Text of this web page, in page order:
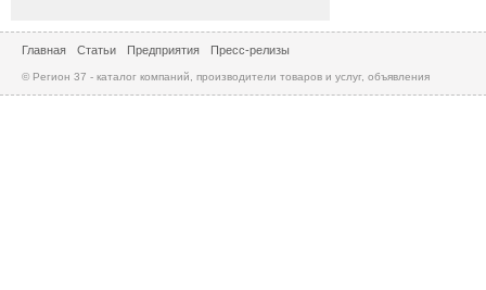
Главная Статьи Предприятия Пресс-релизы
© Регион 37 - каталог компаний, производители товаров и услуг, объявления